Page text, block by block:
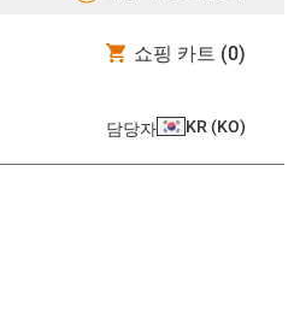
쇼핑 카트 (0)
담당자 KR (KO)